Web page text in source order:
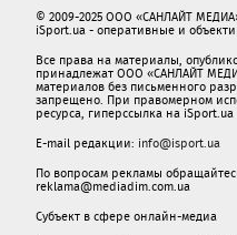
© 2009-2025 ООО «САНЛАЙТ
iSport.ua - оперативные и
Все права на материалы,
принадлежат ООО «САНЛАЙТ
материалов без письменного
запрещено. При правомерном
ресурса, гиперссылка на iSport.ua
E-mail редакции: info@isport.ua
По вопросам рекламы
reklama@mediadim.com.ua
Субъект в сфере онлайн-медиа